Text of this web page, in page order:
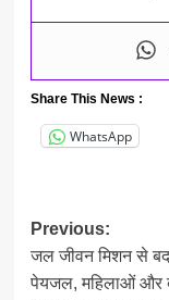
Share This News :
WhatsApp
Post
Previous:
जल जीवन मिशन से
पेयजल, महिलाओं और